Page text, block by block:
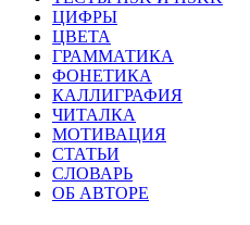
ЦИФРЫ
ЦВЕТА
ГРАММАТИКА
ФОНЕТИКА
КАЛЛИГРАФИЯ
ЧИТАЛКА
МОТИВАЦИЯ
СТАТЬИ
СЛОВАРЬ
ОБ АВТОРЕ